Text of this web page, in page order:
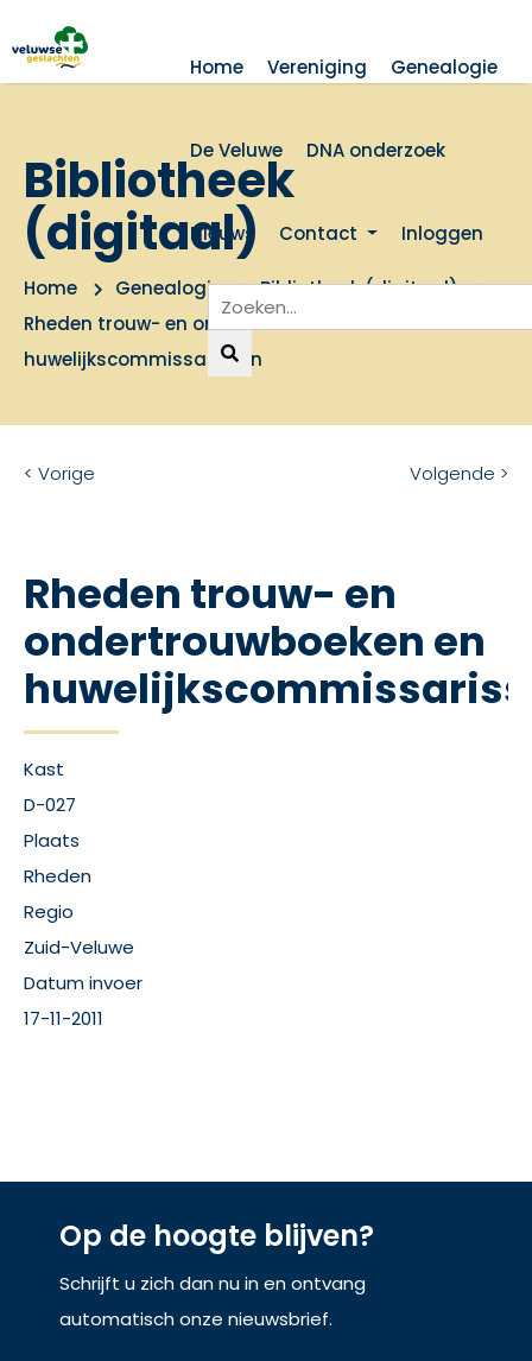
Home Vereniging Genealogie
De Veluwe DNA onderzoek
Nieuws Contact Inloggen
Bibliotheek
(digitaal)
Home Genealogie
Bibliotheek (digitaal)
Rheden trouw- en ondertrouwboeken en
huwelijkscommissarissen
< Vorige Volgende >
Rheden trouw- en
ondertrouwboeken en
Kast
D-027
Plaats
Rheden
Regio
Zuid-Veluwe
Datum invoer
17-11-2011
Op de hoogte blijven?
Schrijft u zich dan nu in en ontvang
automatisch onze nieuwsbrief.